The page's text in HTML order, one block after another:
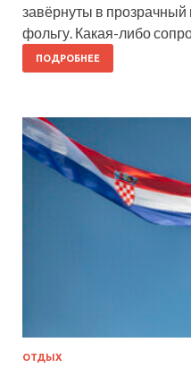
завёрнуты в
фольгу. Какая-либо
ПОДРОБНЕЕ
ОТДЫХ